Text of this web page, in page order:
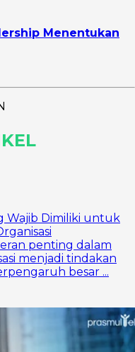
Menentukan
Wajib Dimiliki untuk
penting dalam
menjadi tindakan
besar ...